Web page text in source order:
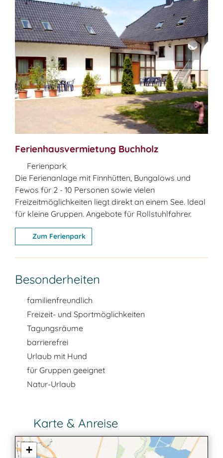
Ferienhausvermietung Buchholz
Ferienpark
Die Ferienanlage mit Finnhütten, Bungalows und
Fewos für 2 - 10 Personen sowie vielen
Freizeitmöglichkeiten liegt direkt an einem See. Ideal
für kleine Gruppen. Angebote für Rollstuhlfahrer.
Zum Ferienpark
Besonderheiten
familienfreundlich
Freizeit- und Sportmöglichkeiten
Tagungsräume
barrierefrei
Urlaub mit Hund
für Gruppen geeignet
Natur-Urlaub
Karte & Anreise
+